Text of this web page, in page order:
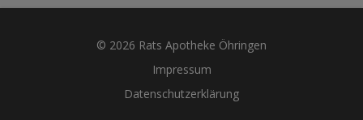
© 2026 Rats Apotheke Öhringen
Impressum
Datenschutzerklärung